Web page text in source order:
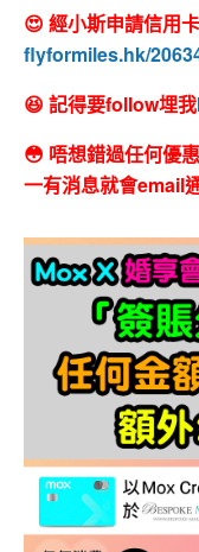
😍 經小斯申請信用
flyformiles.hk/
😆 記得要follow埋我
😳 唔想錯過任何優
一有消息就會email